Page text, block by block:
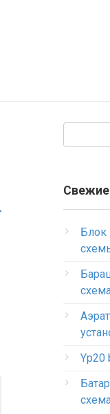
Свежие
Блок
Yp20